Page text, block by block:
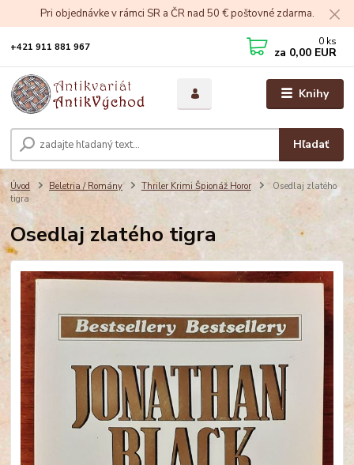
Pri objednávke v rámci SR a ČR nad 50 € poštovné zdarma.
Knihy
Hľadať
+421 911 881 967 0 ks
za 0,00 EUR
Úvod Beletria / Romány Thriler Krimi Špionáž Horor
Osedlaj zlatého
tigra
Osedlaj zlatého tigra